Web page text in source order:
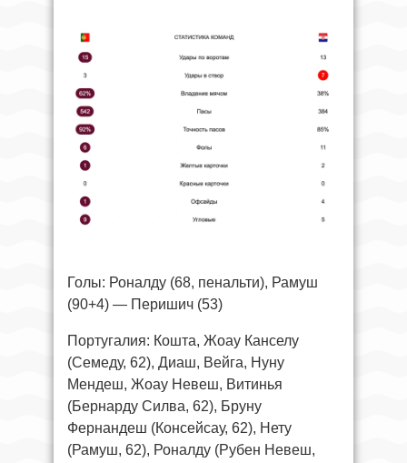
Голы: Роналду (68, пенальти), Рамуш
(90+4) — Перишич (53)
Португалия: Кошта, Жоау Канселу
(Семеду, 62), Диаш, Вейга, Нуну
Мендеш, Жоау Невеш, Витинья
(Бернарду Силва, 62), Бруну
Фернандеш (Консейсау, 62), Нету
(Рамуш, 62), Роналду (Рубен Невеш,